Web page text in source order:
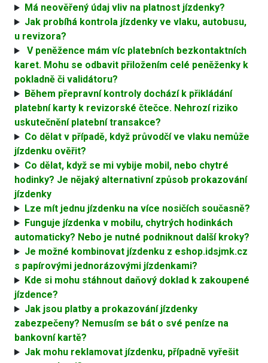
Má neověřený údaj vliv na platnost jízdenky?
Jak probíhá kontrola jízdenky ve vlaku, autobusu,
u revizora?
V peněžence mám víc platebních bezkontaktních
karet. Mohu se odbavit přiložením celé peněženky k
pokladně či validátoru?
Během přepravní kontroly dochází k přikládání
platební karty k revizorské čtečce. Nehrozí riziko
uskutečnění platební transakce?
Co dělat v případě, když průvodčí ve vlaku nemůže
jízdenku ověřit?
Co dělat, když se mi vybije mobil, nebo chytré
hodinky? Je nějaký alternativní způsob prokazování
jízdenky
Lze mít jednu jízdenku na více nosičích současně?
Funguje jízdenka v mobilu, chytrých hodinkách
automaticky? Nebo je nutné podniknout další kroky?
Je možné kombinovat jízdenku z eshop.idsjmk.cz
s papírovými jednorázovými jízdenkami?
Kde si mohu stáhnout daňový doklad k zakoupené
jízdence?
Jak jsou platby a prokazování jízdenky
zabezpečeny? Nemusím se bát o své peníze na
bankovní kartě?
Jak mohu reklamovat jízdenku, případně vyřešit